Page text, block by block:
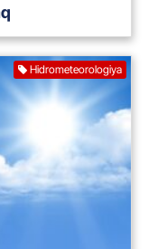
Hidrometeorologiya